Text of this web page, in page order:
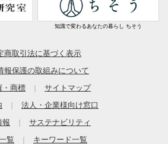
知識で変わるあなたの暮らし ちそう
商取引法に基づく表示
報保護の取組みについて
・商標
サイトマップ
法人・企業様向け窓口
報
サステナビリティ
覧
キーワード一覧